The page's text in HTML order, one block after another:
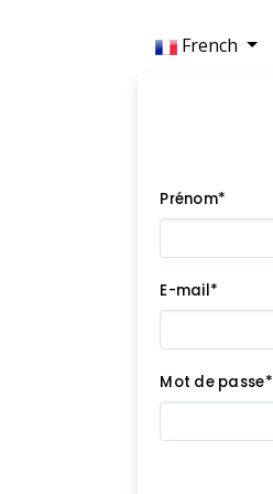
French
Prénom*
E-mail*
Mot de passe*